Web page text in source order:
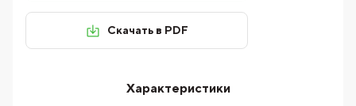
Скачать в PDF
Характеристики